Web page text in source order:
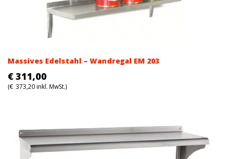
Massives Edelstahl – Wandregal EM 203
€ 311,00
(€ 373,20inkl. MwSt.)